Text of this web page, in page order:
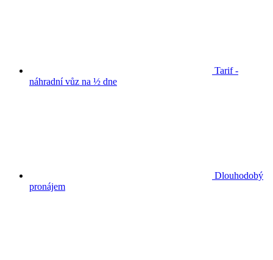
Tarif -
náhradní vůz na ½ dne
Dlouhodobý
pronájem